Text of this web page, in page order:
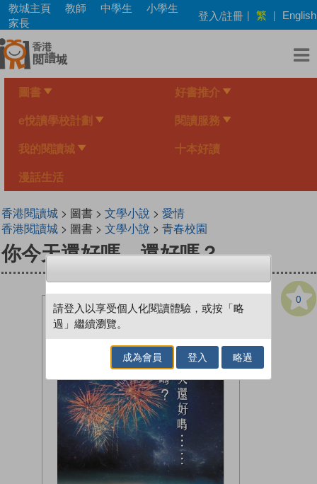
Skip
main
content
教城主頁 教師 中學生
小學生
家長
登入/註冊 | 繁 | English
圖書 好書推介
e悅讀學校計劃 閱讀服務
我的閱讀城 十本好讀
漫話生活
香港閱讀城> 圖書 > 文學小說 > 愛情
香港閱讀城> 圖書 > 文學小說 > 青春校園
你今天還好嗎…還好嗎？
0
請登入以享受個人化閱讀體驗，或按「略
過」繼續瀏覽。
成為會員 登入 略過